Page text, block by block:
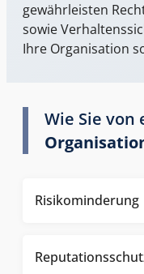
gewährleisten
sowie
Ihre Organisation
Wie Sie
Risikominderung